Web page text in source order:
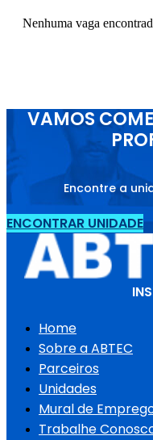
Nenhuma vaga
VAMOS
Encontre a
ENCONTRAR UNIDADE
Home
Sobre a ABTEC
Parceiros
Unidades
Mural de
Trabalhe